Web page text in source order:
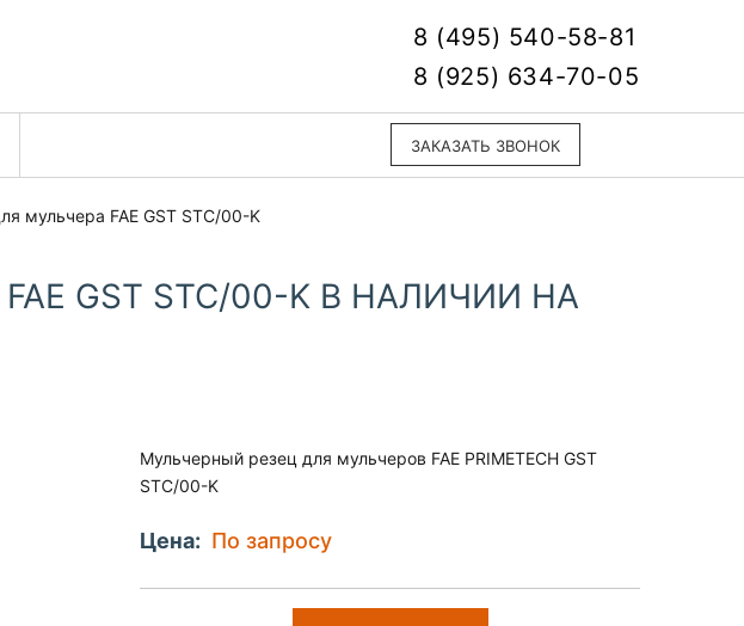
8 (495) 540-58-81
8 (925) 634-70-05
ЗАКАЗАТЬ ЗВОНОК
мульчера FAE GST STC/00-K
GST STC/00-K В НАЛИЧИИ НА
Мульчерный резец для мульчеров FAE PRIMETECH GST
STC/00-K
Цена: По запросу